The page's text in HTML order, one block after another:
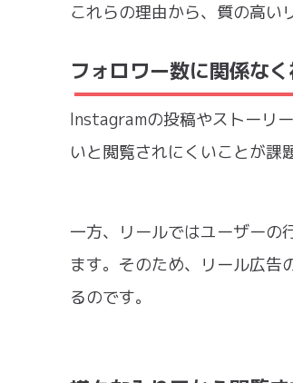
これらの理由から、質の高い
フォロワー数に関係な
Instagramの投稿やストーリ
いと閲覧されにくいことが課
一方、リールではユーザーの
ます。そのため、リール広告
るのです。